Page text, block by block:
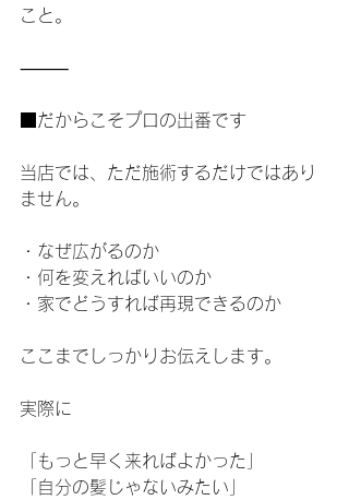
こと。
⸻
■だからこそプロの出番です
当店では、ただ施術するだけではあり
ません。
・なぜ広がるのか
・何を変えればいいのか
・家でどうすれば再現できるのか
ここまでしっかりお伝えします。
実際に
「もっと早く来ればよかった」
「自分の髪じゃないみたい」